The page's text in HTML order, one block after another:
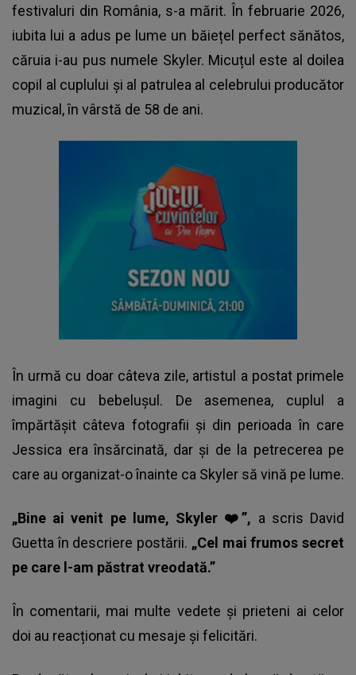
festivaluri din România, s-a mărit. În februarie 2026,
iubita lui a adus pe lume un băiețel perfect sănătos,
căruia i-au pus numele Skyler. Micuțul este al doilea
copil al cuplului și al patrulea al celebrului producător
muzical, în vârstă de 58 de ani.
În urmă cu doar câteva zile, artistul a postat primele
imagini cu bebelușul. De asemenea, cuplul a
împărtășit câteva fotografii și din perioada în care
Jessica era însărcinată, dar și de la petrecerea pe
care au organizat-o înainte ca Skyler să vină pe lume.
„Bine ai venit pe lume, Skyler ❤️”, a scris David
Guetta în descriere postării. „Cel mai frumos secret
pe care l-am păstrat vreodată.”
În comentarii, mai multe vedete și prieteni ai celor
doi au reacționat cu mesaje și felicitări.